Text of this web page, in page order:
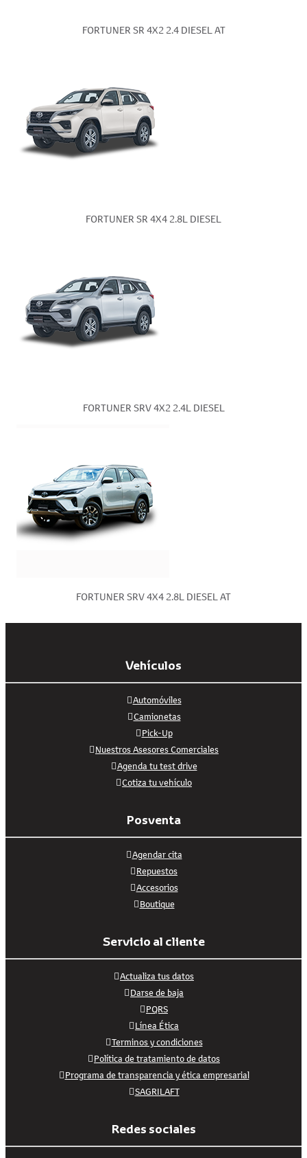
FORTUNER SR 4X2 2.4 DIESEL AT
FORTUNER SR 4X4 2.8L DIESEL
FORTUNER SRV 4X2 2.4L DIESEL
FORTUNER SRV 4X4 2.8L DIESEL AT
Vehículos
Automóviles
Camionetas
Pick-Up
Nuestros Asesores Comerciales
Agenda tu test drive
Cotiza tu vehículo
Posventa
Agendar cita
Repuestos
Accesorios
Boutique
Servicio al cliente
Actualiza tus datos
Darse de baja
PQRS
Línea Ética
Terminos y condiciones
Política de tratamiento de datos
Programa de transparencia y ética empresarial
SAGRILAFT
Redes sociales